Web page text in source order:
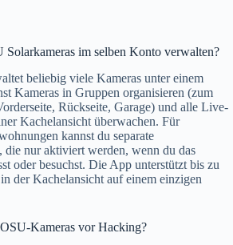
im selben Konto verwalten?
beliebig viele Kameras unter einem
Kameras in Gruppen organisieren (zum
Rückseite, Garage) und alle Live-
Kachelansicht überwachen. Für
kannst du separate
die nur aktiviert werden, wenn du das
oder besuchst. Die App unterstützt bis zu
der Kachelansicht auf einem einzigen
Kameras vor Hacking?